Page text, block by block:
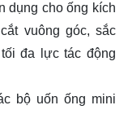
dụng cho ống kích
vuông góc, sắc
đa lực tác động
bộ uốn ống mini